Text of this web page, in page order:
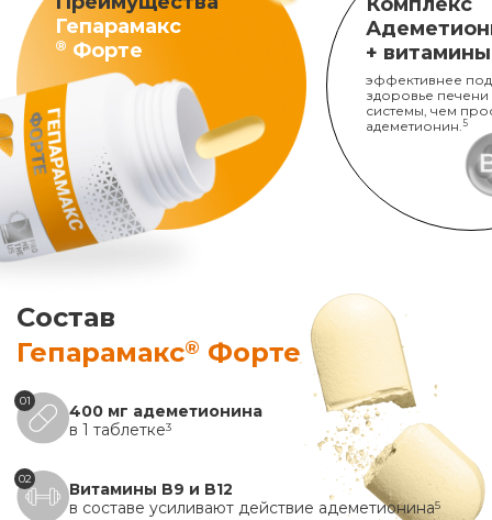
Гепарамакс
® Форте
+
эффективнее
здоровье печени
системы, чем
адеметионин. 5
Состав
Гепарамакс® Форте
01
400 мг адеметионина
в 1 таблетке3
02
Витамины B9 и B12
в составе усиливают действие адеметионина5